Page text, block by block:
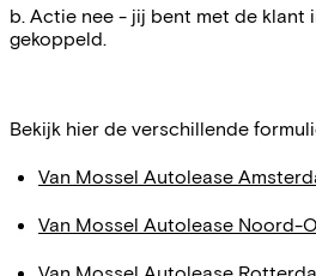
b. Actie nee - jij bent met de
gekoppeld.
Bekijk hier de verschillende
Van Mossel Autolease
Van Mossel Autolease Noord-
Van Mossel Autolease